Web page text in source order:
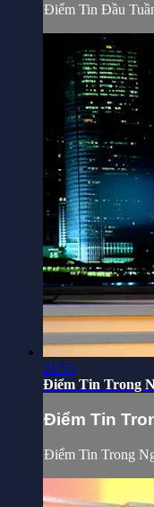
Điểm Tin Đầu
21:55
Điểm Tin Trong
Điểm Tin
Điểm Tin Trong